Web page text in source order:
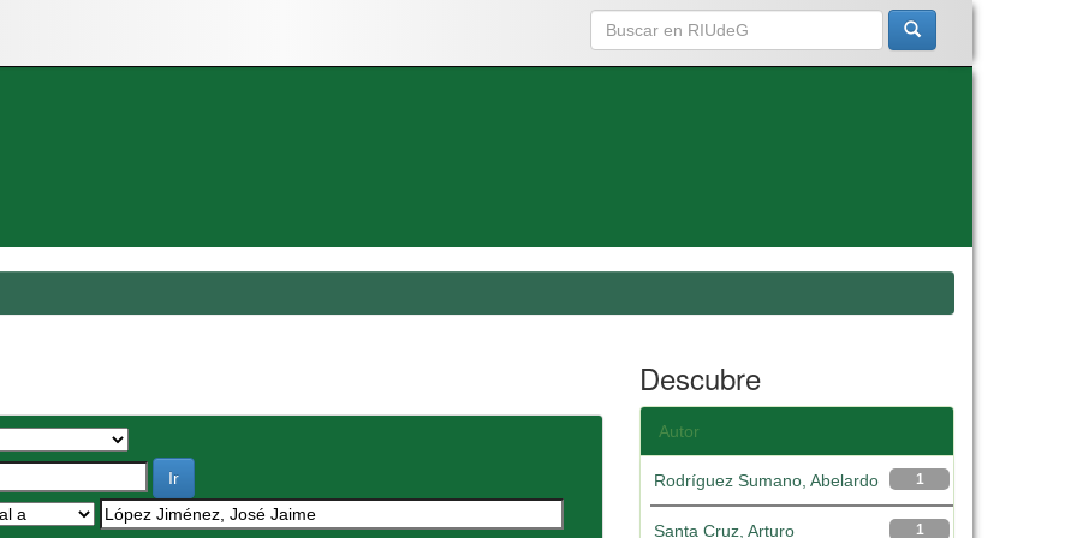
Descubre
Autor
1
Rodríguez Sumano, Abelardo
1
Santa Cruz, Arturo